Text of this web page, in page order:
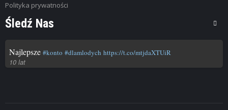
Polityka prywatności
Śledź Nas
Najlepsze #konto #dlamlodych https://t.co/mtjdaXTUiR
10 lat